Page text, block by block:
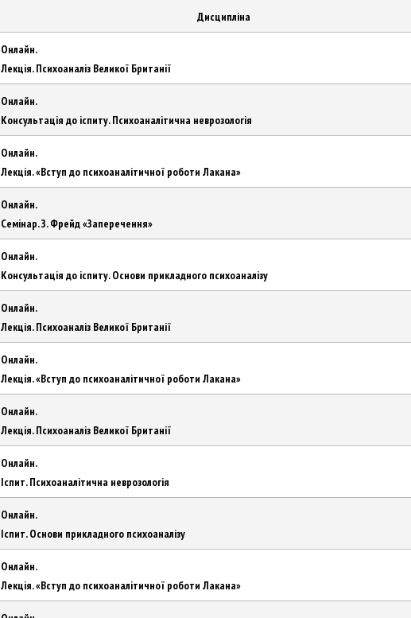
Дисципліна
Онлайн.
Лекція. Психоаналіз Великої Британії
Онлайн.
Консультація до іспиту. Психоаналітична неврозологія
Онлайн.
Лекція. «Вступ до психоаналітичної роботи Лакана»
Онлайн.
Семінар. З. Фрейд «Заперечення»
Онлайн.
Консультація до іспиту. Основи прикладного психоаналізу
Онлайн.
Лекція. Психоаналіз Великої Британії
Онлайн.
Лекція. «Вступ до психоаналітичної роботи Лакана»
Онлайн.
Лекція. Психоаналіз Великої Британії
Онлайн.
Іспит. Психоаналітична неврозологія
Онлайн.
Іспит. Основи прикладного психоаналізу
Онлайн.
Лекція. «Вступ до психоаналітичної роботи Лакана»